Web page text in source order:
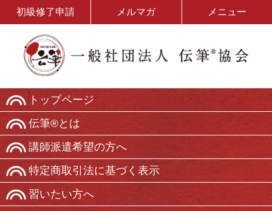
初級修了申請 メルマガ メニュー
トップページ
伝筆®とは
講師派遣希望の方へ
特定商取引法に基づく表示
習いたい方へ